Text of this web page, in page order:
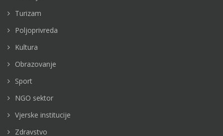
Turizam
Poljoprivreda
Kultura
Obrazovanje
Sport
NGO sektor
Vjerske institucije
Zdravstvo